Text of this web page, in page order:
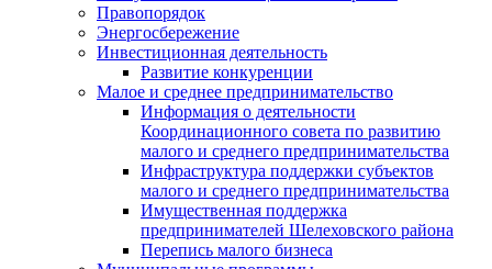
Правопорядок
Энергосбережение
Инвестиционная деятельность
Развитие конкуренции
Малое и среднее предпринимательство
Информация о деятельности
Координационного совета по развитию
малого и среднего предпринимательства
Инфраструктура поддержки субъектов
малого и среднего предпринимательства
Имущественная поддержка
предпринимателей Шелеховского района
Перепись малого бизнеса